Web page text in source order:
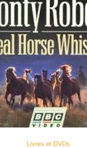
Livres et DVDs